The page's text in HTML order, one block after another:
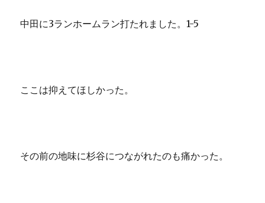
中田に3ランホームラン打たれました。1-5
ここは抑えてほしかった。
その前の地味に杉谷につながれたのも痛かった。